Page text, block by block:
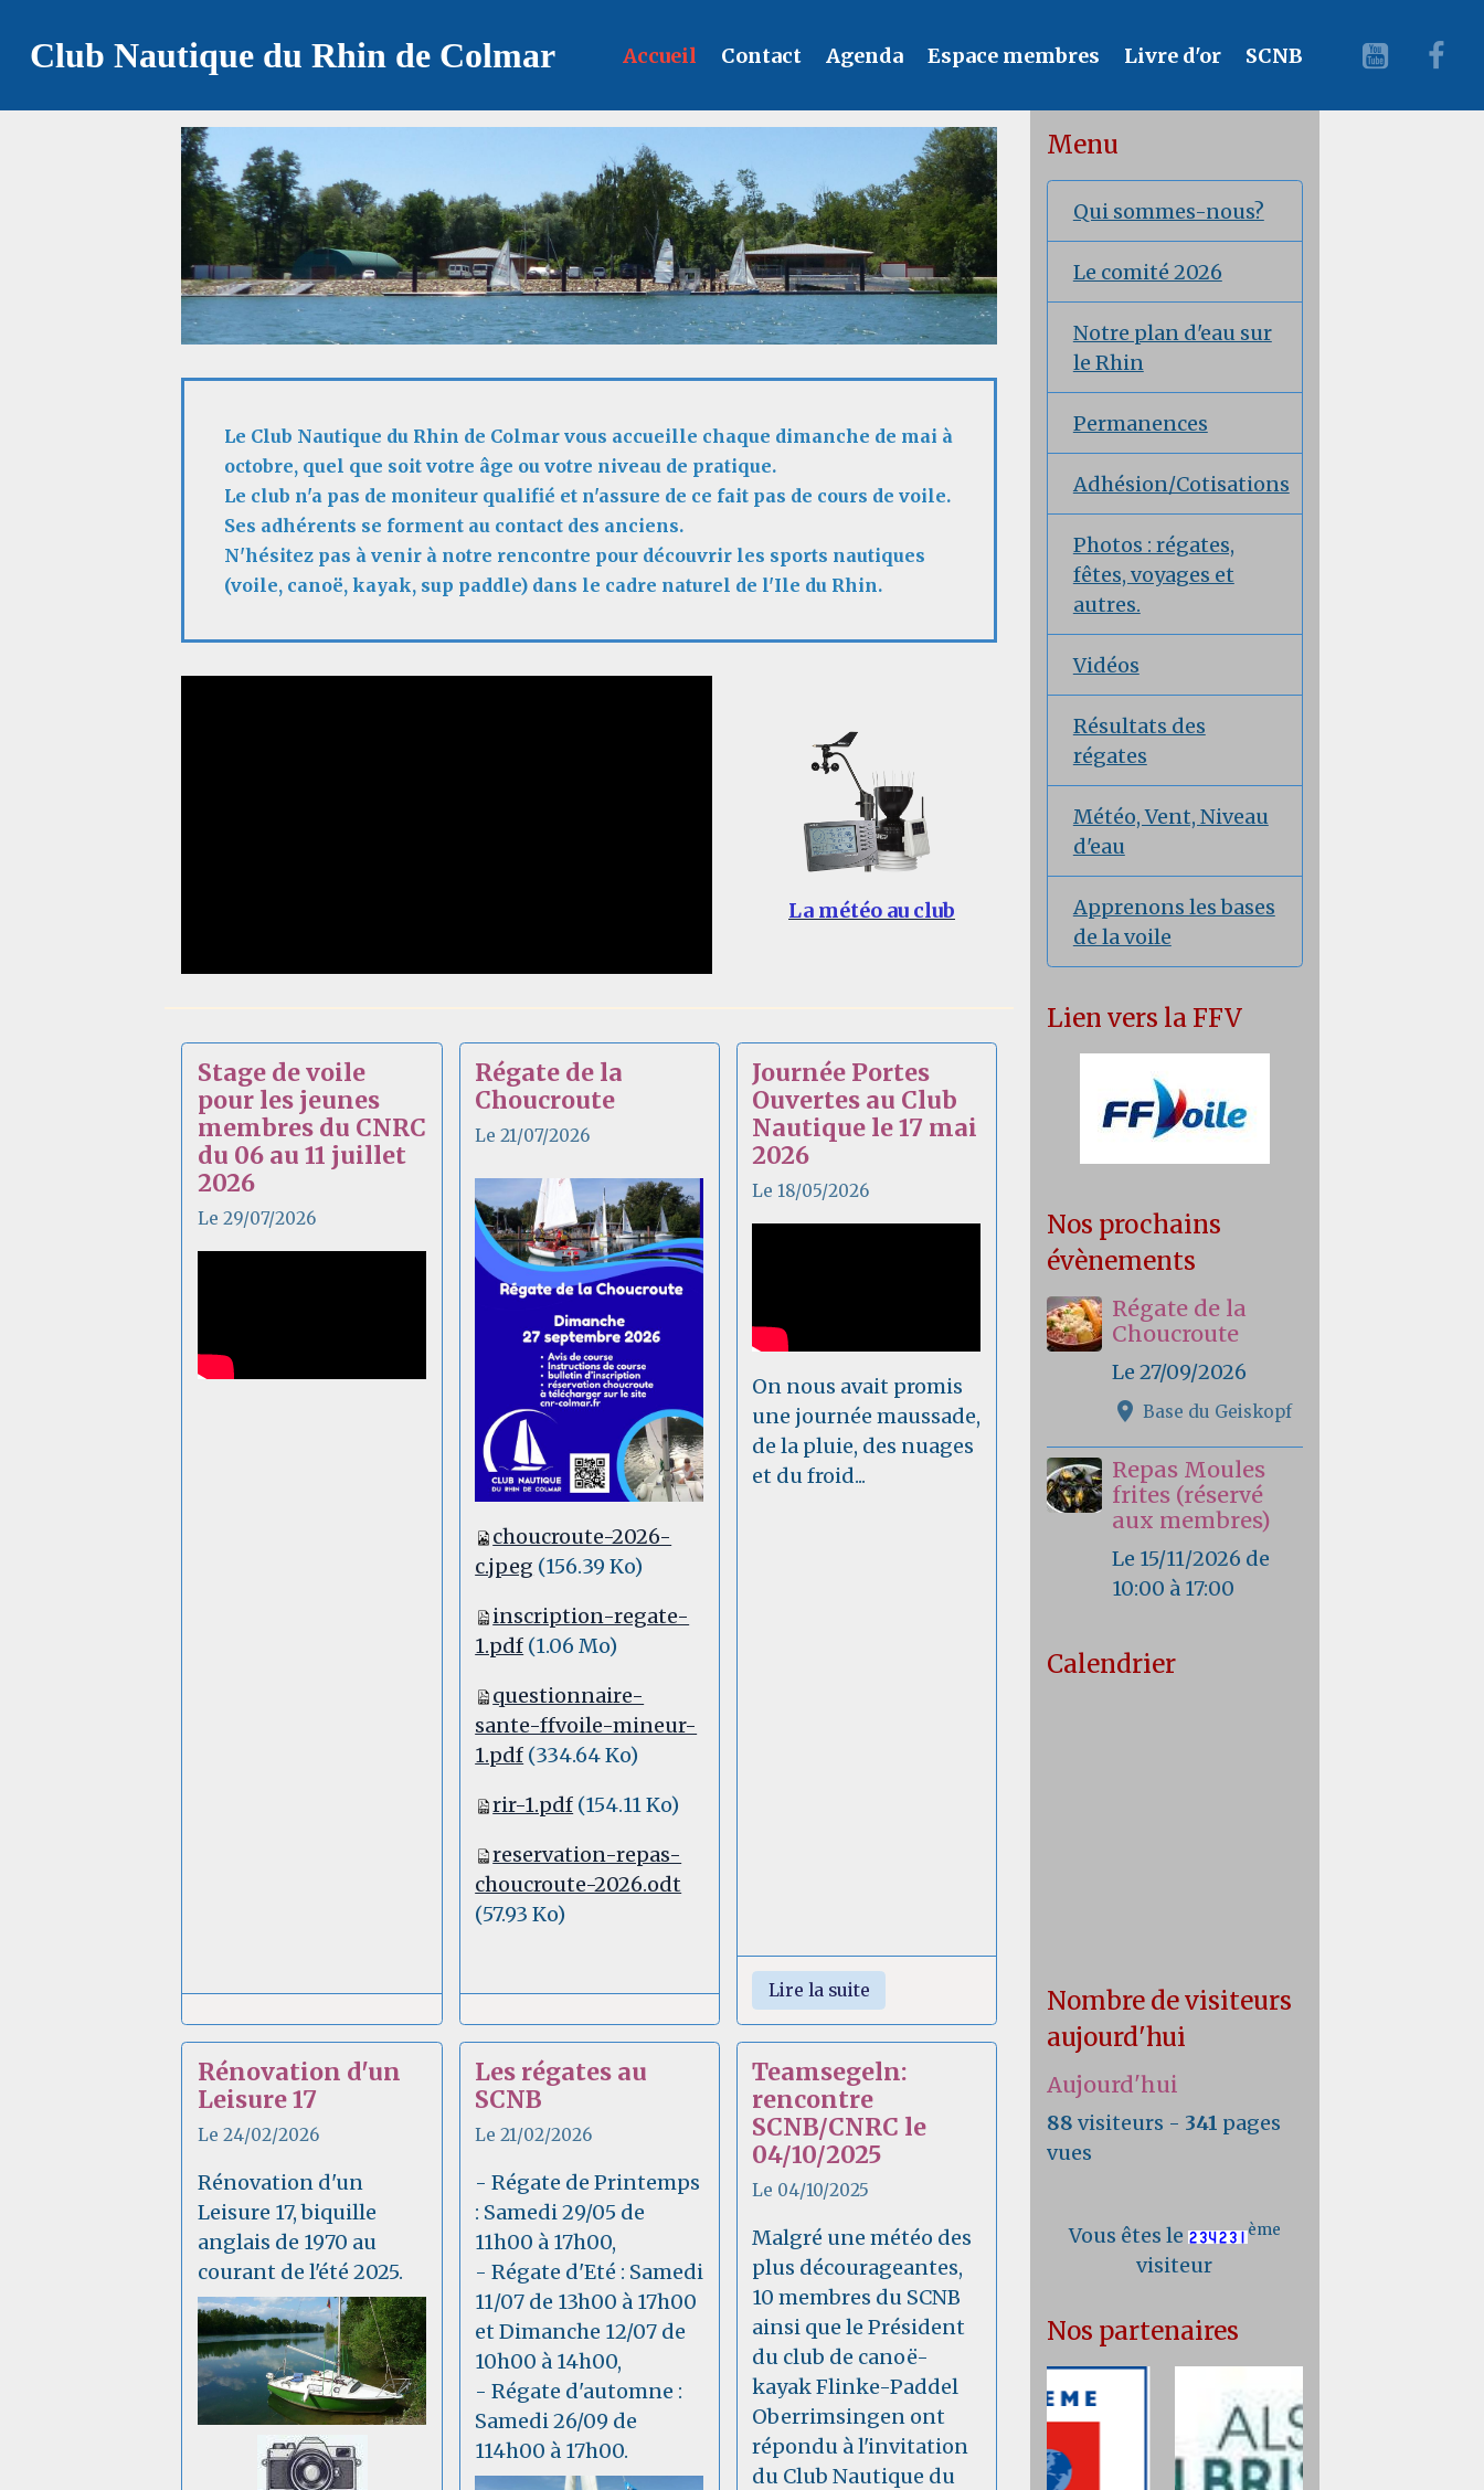
Club Nautique du Rhin de Colmar Accueil Contact Agenda Espace membres Livre d'or SCNB
Le Club Nautique du Rhin de Colmar vous accueille chaque dimanche de mai à
octobre, quel que soit votre âge ou votre niveau de pratique.
Le club n'a pas de moniteur qualifié et n'assure de ce fait pas de cours de voile.
Ses adhérents se forment au contact des anciens.
N'hésitez pas à venir à notre rencontre pour découvrir les sports nautiques
(voile, canoë, kayak, sup paddle) dans le cadre naturel de l'Ile du Rhin.
La météo au club
Stage de voile
pour les jeunes
membres du CNRC
du 06 au 11 juillet
2026
Le 29/07/2026
Régate de la
Choucroute
Le 21/07/2026
choucroute-2026-
c.jpeg (156.39 Ko)
inscription-regate-
1.pdf (1.06 Mo)
questionnaire-
sante-ffvoile-mineur-
1.pdf (334.64 Ko)
rir-1.pdf (154.11 Ko)
reservation-repas-
choucroute-2026.odt
(57.93 Ko)
Journée Portes
Ouvertes au Club
Nautique le 17 mai
2026
Le 18/05/2026
On nous avait promis
une journée maussade,
de la pluie, des nuages
et du froid...
Lire la suite
Rénovation d'un
Leisure 17
Le 24/02/2026
Rénovation d'un
Leisure 17, biquille
anglais de 1970 au
courant de l'été 2025.
Les régates au
SCNB
Le 21/02/2026
- Régate de Printemps
: Samedi 29/05 de
11h00 à 17h00,
- Régate d'Eté : Samedi
11/07 de 13h00 à 17h00
et Dimanche 12/07 de
10h00 à 14h00,
- Régate d'automne :
Samedi 26/09 de
114h00 à 17h00.
Teamsegeln:
rencontre
SCNB/CNRC le
04/10/2025
Le 04/10/2025
Malgré une météo des
plus décourageantes,
10 membres du SCNB
ainsi que le Président
du club de canoë-
kayak Flinke-Paddel
Oberrimsingen ont
répondu à l'invitation
du Club Nautique du
Menu
Qui sommes-nous?
Le comité 2026
Notre plan d'eau sur
le Rhin
Permanences
Adhésion/Cotisations
Photos : régates,
fêtes, voyages et
autres.
Vidéos
Résultats des
régates
Météo, Vent, Niveau
d'eau
Apprenons les bases
de la voile
Lien vers la FFV
Nos prochains
évènements
Régate de la
Choucroute
Le 27/09/2026
Base du Geiskopf
Repas Moules
frites (réservé
aux membres)
Le 15/11/2026 de
10:00 à 17:00
Calendrier
Nombre de visiteurs
aujourd'hui
Aujourd'hui
88 visiteurs - 341 pages
vues
Vous êtes le ème
visiteur
Nos partenaires